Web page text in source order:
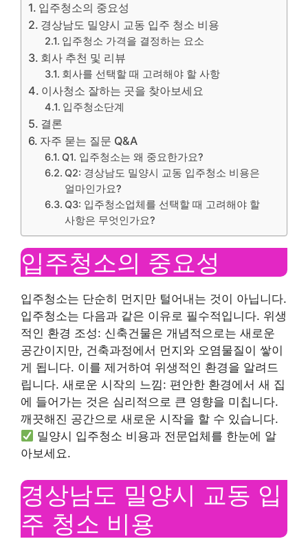
입주청소의 중요성
경상남도 밀양시 교동 입주 청소 비용
입주청소 가격을 결정하는 요소
회사 추천 및 리뷰
회사를 선택할 때 고려해야 할 사항
이사청소 잘하는 곳을 찾아보세요
입주청소단계
결론
자주 묻는 질문 Q&A
Q1. 입주청소는 왜 중요한가요?
Q2: 경상남도 밀양시 교동 입주청소 비용은
얼마인가요?
Q3: 입주청소업체를 선택할 때 고려해야 할
사항은 무엇인가요?
입주청소의 중요성
입주청소는 단순히 먼지만 털어내는 것이 아닙니다.
입주청소는 다음과 같은 이유로 필수적입니다. 위생
적인 환경 조성: 신축건물은 개념적으로는 새로운
공간이지만, 건축과정에서 먼지와 오염물질이 쌓이
게 됩니다. 이를 제거하여 위생적인 ​​환경을 알려드
립니다. 새로운 시작의 느낌: 편안한 환경에서 새 집
에 들어가는 것은 심리적으로 큰 영향을 미칩니다.
깨끗해진 공간으로 새로운 시작을 할 수 있습니다.
밀양시 입주청소 비용과 전문업체를 한눈에 알
아보세요.
경상남도 밀양시 교동 입
주 청소 비용